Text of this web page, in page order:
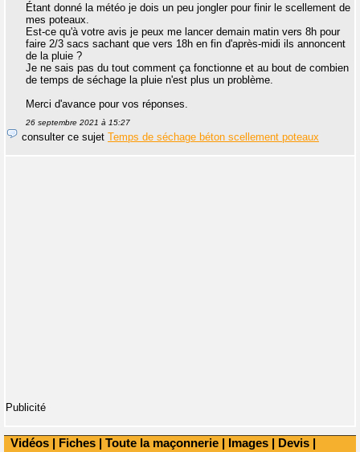
Vidéos | Fiches | Toute la maçonnerie | Images | Devis |
Étant donné la météo je dois un peu jongler pour finir le scellement de
mes poteaux.
Est-ce qu'à votre avis je peux me lancer demain matin vers 8h pour
faire 2/3 sacs sachant que vers 18h en fin d'après-midi ils annoncent
de la pluie ?
Je ne sais pas du tout comment ça fonctionne et au bout de combien
de temps de séchage la pluie n'est plus un problème.
Merci d'avance pour vos réponses.
26 septembre 2021 à 15:27
consulter ce sujet Temps de séchage béton scellement poteaux
Publicité